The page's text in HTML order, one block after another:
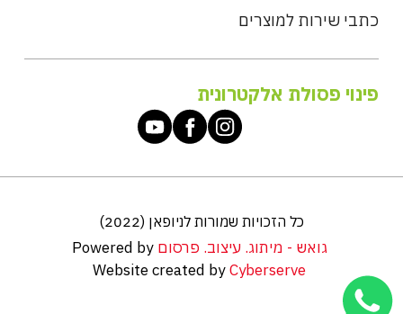
כתבי שירות למוצרים
פינוי פסולת אלקטרונית
כל הזכויות שמורות לניופאן (2022)
Powered by גואש - מיתוג. עיצוב. פרסום
Website created by Cyberserve